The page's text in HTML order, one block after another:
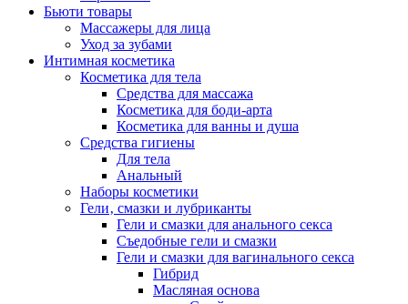
Бьюти товары
Массажеры для лица
Уход за зубами
Интимная косметика
Косметика для тела
Средства для массажа
Косметика для боди-арта
Косметика для ванны и душа
Средства гигиены
Для тела
Анальный
Наборы косметики
Гели‚ смазки и лубриканты
Гели и смазки для анального секса
Съедобные гели и смазки
Гели и смазки для вагинального секса
Гибрид
Масляная основа